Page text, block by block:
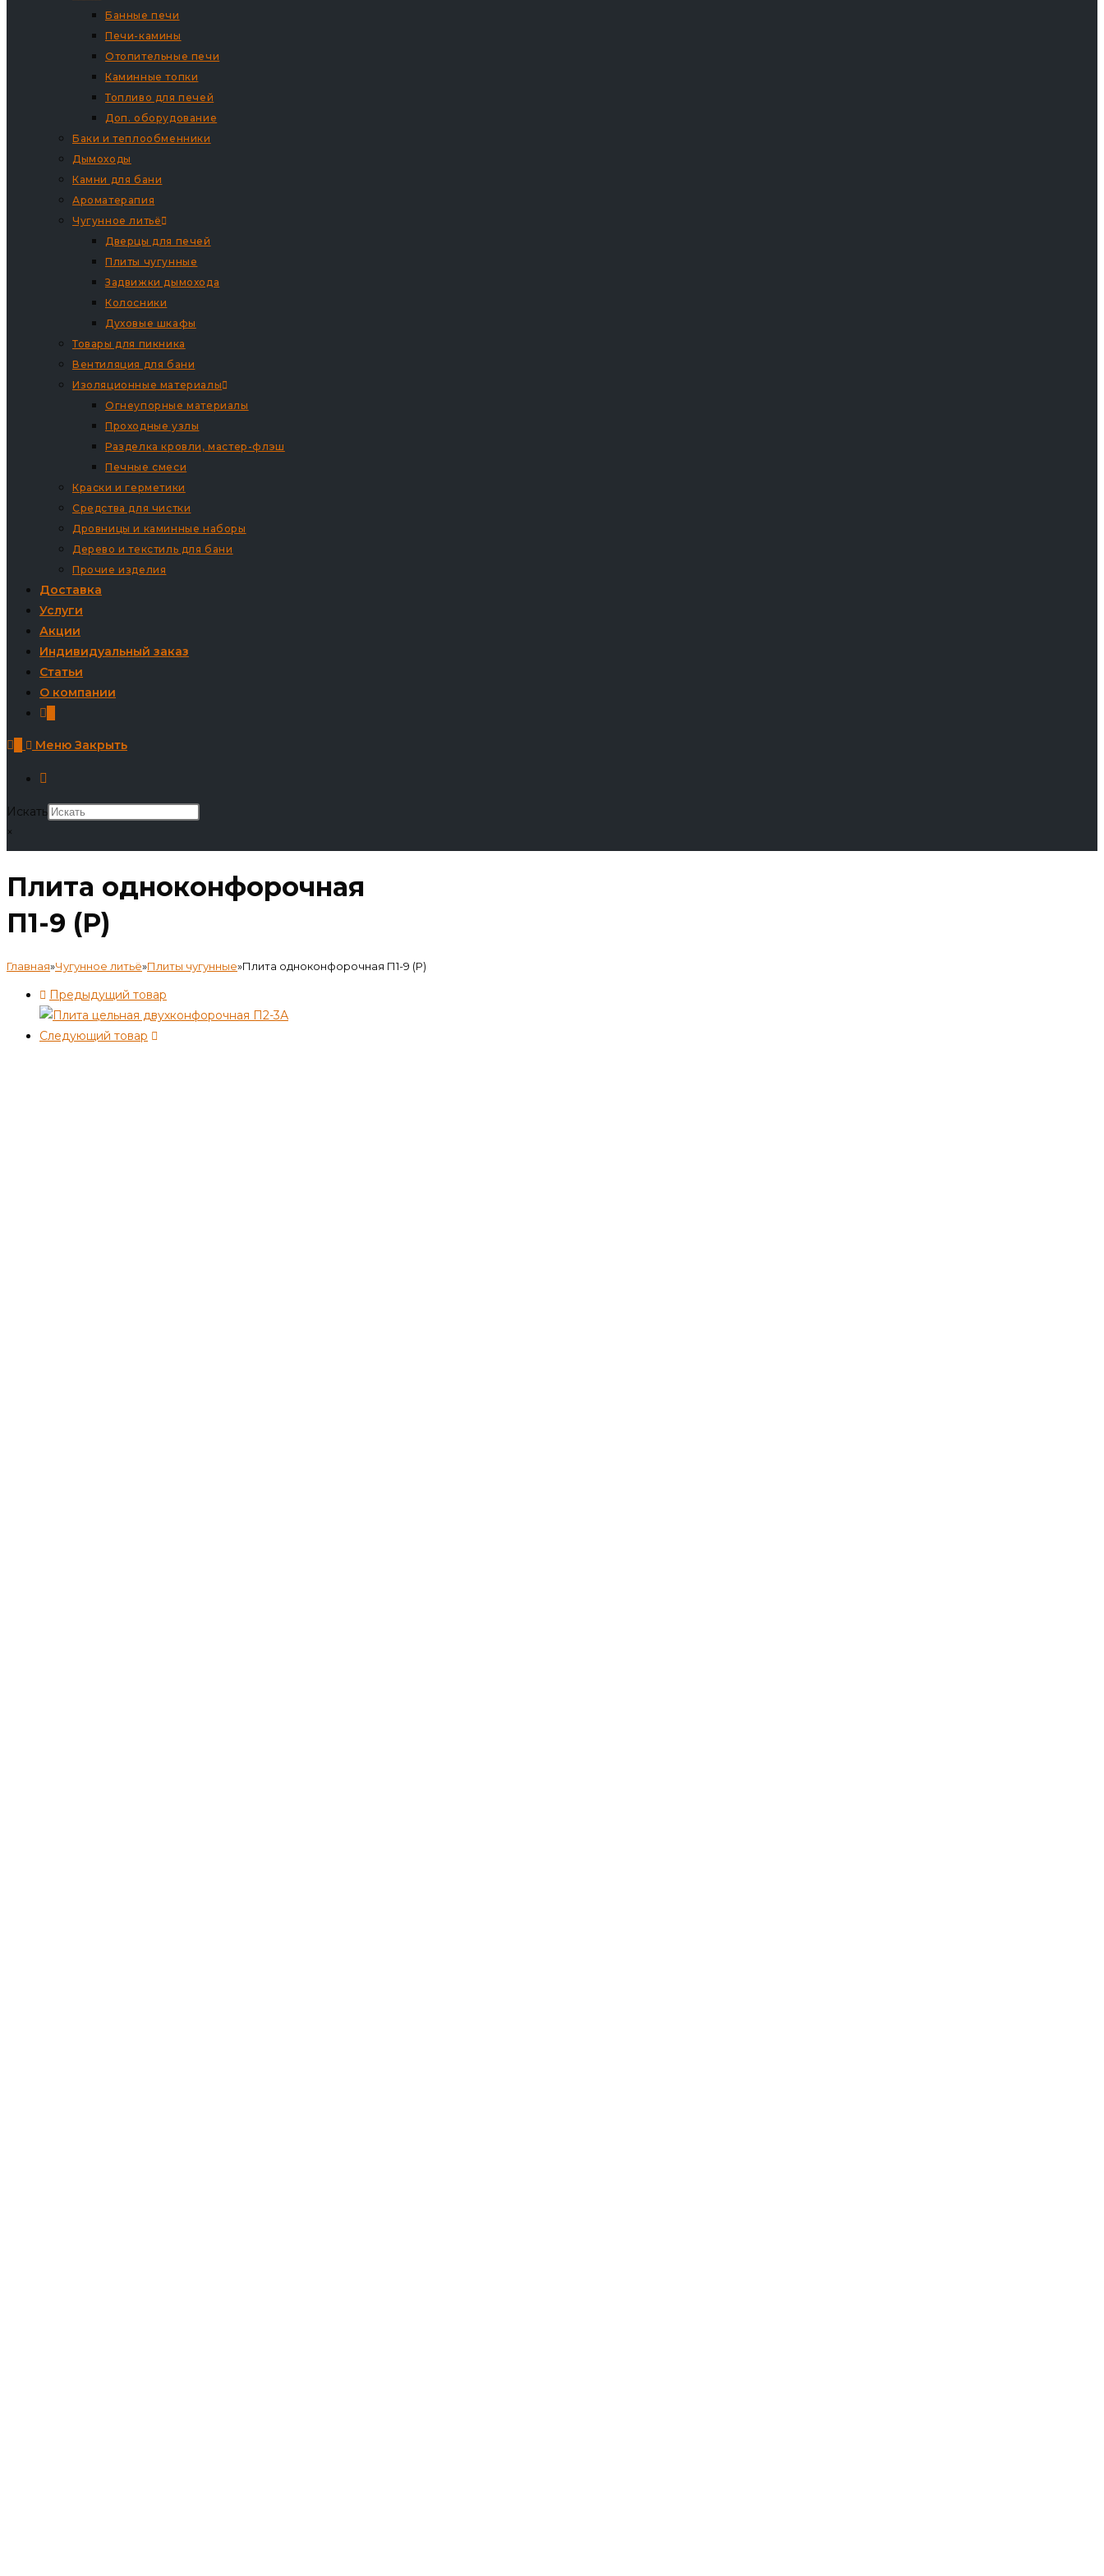
Банные печи
Печи-камины
Отопительные печи
Каминные топки
Топливо для печей
Доп. оборудование
Баки и теплообменники
Дымоходы
Камни для бани
Ароматерапия
Чугунное литьё
Дверцы для печей
Плиты чугунные
Задвижки дымохода
Колосники
Духовые шкафы
Товары для пикника
Вентиляция для бани
Изоляционные материалы
Огнеупорные материалы
Проходные узлы
Разделка кровли, мастер-флэш
Печные смеси
Краски и герметики
Средства для чистки
Дровницы и каминные наборы
Дерево и текстиль для бани
Прочие изделия
Доставка
Услуги
Акции
Индивидуальный заказ
Статьи
О компании
Меню Закрыть
Искать
×
Плита одноконфорочная
П1-9 (Р)
Главная»Чугунное литьё»Плиты чугунные»Плита одноконфорочная П1-9 (Р)
Предыдущий товар
Следующий товар